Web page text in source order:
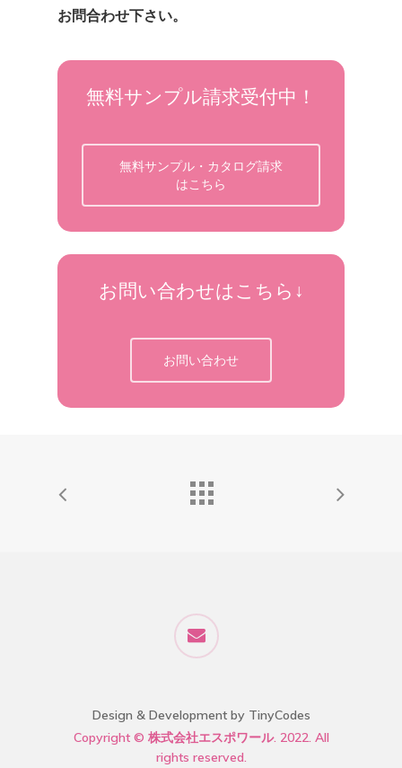
お問合わせ下さい。
無料サンプル請求受付中！
無料サンプル・カタログ請求
はこちら
お問い合わせはこちら↓
お問い合わせ
Design & Development by TinyCodes
Copyright © 株式会社エスポワール. 2022. All
rights reserved.